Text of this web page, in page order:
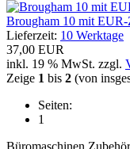
Brougham 10 mit EUR-
Lieferzeit: 10 Werktage
37,00 EUR
inkl. 19 % MwSt. zzgl.
Zeige 1 bis 2 (von
Seiten:
1
Büromaschinen Zubehör